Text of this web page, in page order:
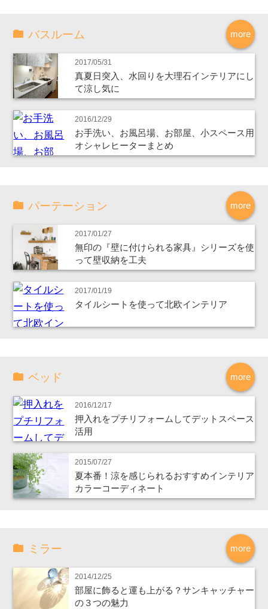
more
バスルーム
2017/05/31
真夏日突入、水回りを大理石インテリアにし
て涼し気に
2016/12/29
お手洗い、お風呂場、お部屋、小スペース用
オシャレヒーターまとめ
more
パーテーション
2017/01/27
無印の『壁に付けられる家具』シリーズを使
って壁収納を工夫
2017/01/19
タイルシートを使って北欧インテリア
more
ベッド
2016/12/17
押入れをプチリフォームしてデットスペース
活用
2015/07/27
夏本番！涼を感じられるおすすめインテリア
カラーコーディネート
more
ミラー
2014/12/25
部屋に飾ると運も上がる？サンキャッチャー
の３つの魅力